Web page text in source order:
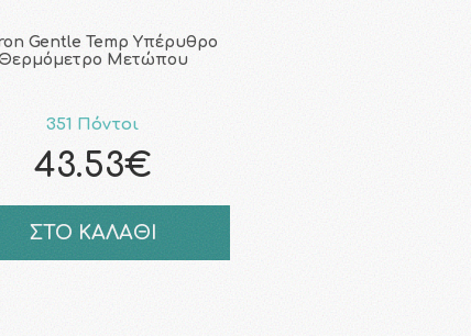
Gentle Temp Υπέρυθρο
Μετώπου
351 Πόντοι
43.53€
ΣΤΟ ΚΑΛΑΘΙ